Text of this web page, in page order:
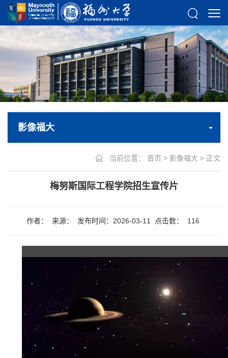
影像福大
当前位置： 首页 > 影像福大 > 正文
梅努斯国际工程学院招生宣传片
作者： 来源： 发布时间：2026-03-11 点击数： 116